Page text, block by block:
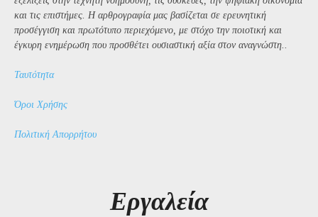
και τις επιστήμες. Η αρθρογραφία μας βασίζεται σε ερευνητική
προσέγγιση και πρωτότυπο περιεχόμενο, με στόχο την ποιοτική και
έγκυρη ενημέρωση που προσθέτει ουσιαστική αξία στον αναγνώστη..
Ταυτότητα
Όροι Χρήσης
Πολιτική Απορρήτου
Εργαλεία